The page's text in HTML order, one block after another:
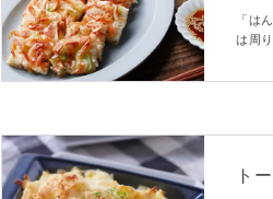
「は
は周
弁当
ト